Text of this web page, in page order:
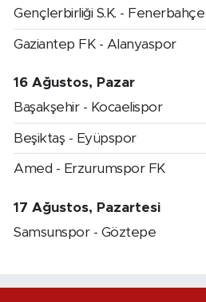
Gençlerbirliği S.K. - Fenerbahçe
Gaziantep FK - Alanyaspor
16 Ağustos, Pazar
Başakşehir - Kocaelispor
Beşiktaş - Eyüpspor
Amed - Erzurumspor FK
17 Ağustos, Pazartesi
Samsunspor - Göztepe